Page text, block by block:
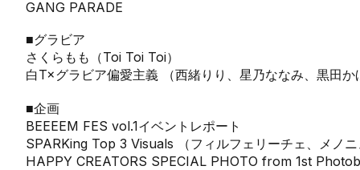
GANG PARADE
■グラビア
さくらもも（Toi Toi Toi）
白T×グラビア偏愛主義 （西緒りり、星乃ななみ、黒田
■企画
BEEEEM FES vol.1イベントレポート
SPARKing Top 3 Visuals （フィルフェリーチェ、メノ
HAPPY CREATORS SPECIAL PHOTO from 1st